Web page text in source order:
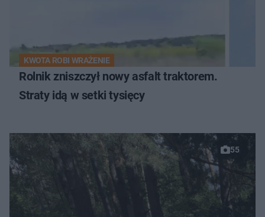
KWOTA ROBI WRAŻENIE
Rolnik zniszczył nowy asfalt traktorem.
Straty idą w setki tysięcy
55